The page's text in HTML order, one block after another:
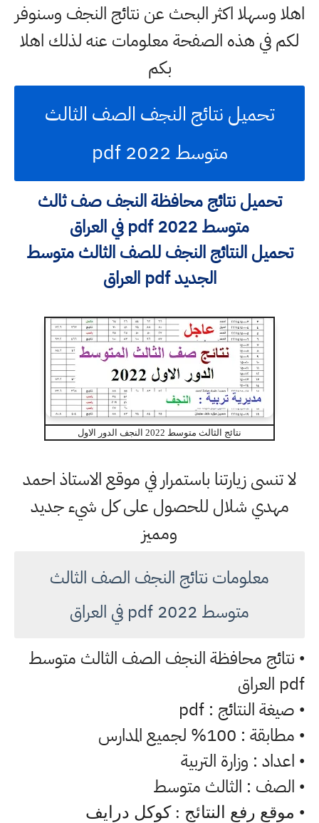
اهلا وسهلا اكثر البحث عن نتائج النجف وسنوفر
لكم في هذه الصفحة معلومات عنه لذلك اهلا
بكم
تحميل نتائج النجف الصف الثالث
متوسط 2022 pdf
تحميل نتائج محافظة النجف صف ثالث
متوسط 2022 pdf في العراق
تحميل النتائج النجف للصف الثالث متوسط
الجديد pdf العراق
نتائج الثالث متوسط 2022 النجف الدور الاول
لا تنسى زيارتنا باستمرار في موقع الاستاذ احمد
مهدي شلال للحصول على كل شيء جديد
ومميز
معلومات نتائج النجف الصف الثالث
متوسط 2022 pdf في العراق
• نتائج محافظة النجف الصف الثالث متوسط
pdf العراق
• صيغة النتائج : pdf
• مطابقة : 100% لجميع المدارس
• اعداد : وزارة التربية
• الصف : الثالث متوسط
• موقع رفع النتائج : كوكل درايف